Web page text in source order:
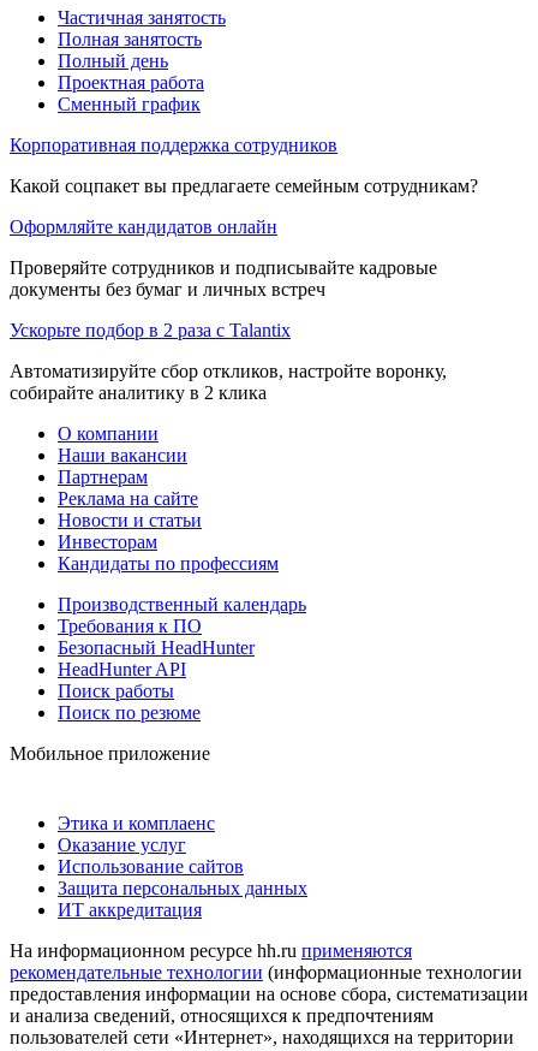
Частичная занятость
Полная занятость
Полный день
Проектная работа
Сменный график
Корпоративная поддержка сотрудников
Какой соцпакет вы предлагаете семейным сотрудникам?
Оформляйте кандидатов онлайн
Проверяйте сотрудников и подписывайте кадровые
документы без бумаг и личных встреч
Ускорьте подбор в 2 раза с Talantix
Автоматизируйте сбор откликов, настройте воронку,
собирайте аналитику в 2 клика
О компании
Наши вакансии
Партнерам
Реклама на сайте
Новости и статьи
Инвесторам
Кандидаты по профессиям
Производственный календарь
Требования к ПО
Безопасный HeadHunter
HeadHunter API
Поиск работы
Поиск по резюме
Мобильное приложение
Этика и комплаенс
Оказание услуг
Использование сайтов
Защита персональных данных
ИТ аккредитация
На информационном ресурсе hh.ru применяются
рекомендательные технологии (информационные технологии
предоставления информации на основе сбора, систематизации
и анализа сведений, относящихся к предпочтениям
пользователей сети «Интернет», находящихся на территории